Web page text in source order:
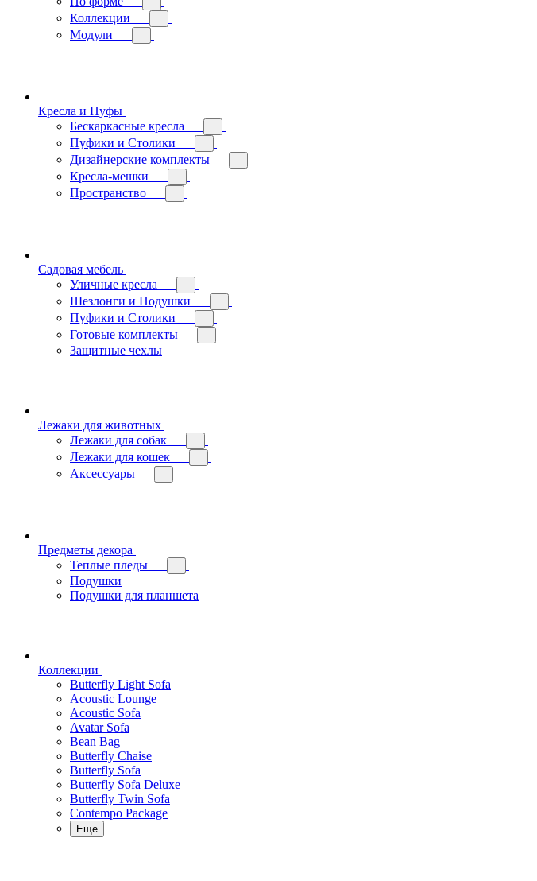
Коллекции
Модули
Кресла и Пуфы
Бескаркасные кресла
Пуфики и Столики
Дизайнерские комплекты
Кресла-мешки
Пространство
Садовая мебель
Уличные кресла
Шезлонги и Подушки
Пуфики и Столики
Готовые комплекты
Защитные чехлы
Лежаки для животных
Лежаки для собак
Лежаки для кошек
Аксессуары
Предметы декора
Теплые пледы
Подушки
Подушки для планшета
Коллекции
Butterfly Light Sofa
Acoustic Lounge
Acoustic Sofa
Avatar Sofa
Bean Bag
Butterfly Chaise
Butterfly Sofa
Butterfly Sofa Deluxe
Butterfly Twin Sofa
Contempo Package
Еще